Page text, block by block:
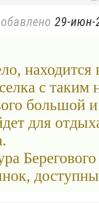
29-июн-
с таким
большой
для